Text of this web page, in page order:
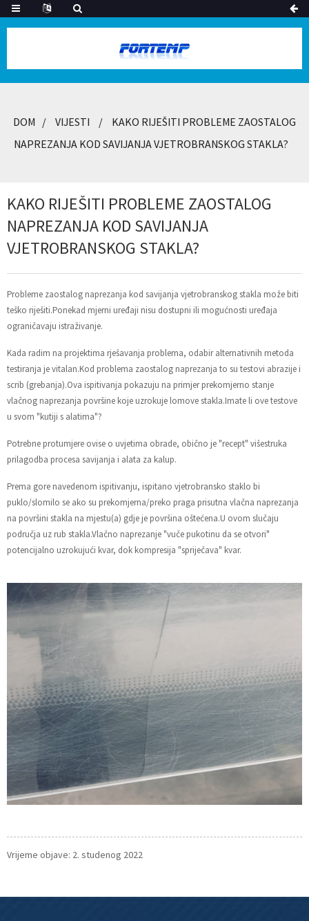
DOM VIJESTI
KAKO RIJEŠITI PROBLEME ZAOSTALOG
NAPREZANJA KOD SAVIJANJA VJETROBRANSKOG STAKLA?
KAKO RIJEŠITI PROBLEME ZAOSTALOG
NAPREZANJA KOD SAVIJANJA
VJETROBRANSKOG STAKLA?
Probleme zaostalog naprezanja kod savijanja vjetrobranskog stakla može biti
teško riješiti.Ponekad mjerni uređaji nisu dostupni ili mogućnosti uređaja
ograničavaju istraživanje.
Kada radim na projektima rješavanja problema, odabir alternativnih metoda
testiranja je vitalan.Kod problema zaostalog naprezanja to su testovi abrazije i
scrib (grebanja).Ova ispitivanja pokazuju na primjer prekomjerno stanje
vlačnog naprezanja površine koje uzrokuje lomove stakla.Imate li ove testove
u svom "kutiji s alatima"?
Potrebne protumjere ovise o uvjetima obrade, obično je "recept" višestruka
prilagodba procesa savijanja i alata za kalup.
Prema gore navedenom ispitivanju, ispitano vjetrobransko staklo bi
puklo/slomilo se ako su prekomjerna/preko praga prisutna vlačna naprezanja
na površini stakla na mjestu(a) gdje je površina oštećena.U ovom slučaju
područja uz rub stakla.Vlačno naprezanje "vuče pukotinu da se otvori"
potencijalno uzrokujući kvar, dok kompresija "spriječava" kvar.
Vrijeme objave: 2. studenog 2022